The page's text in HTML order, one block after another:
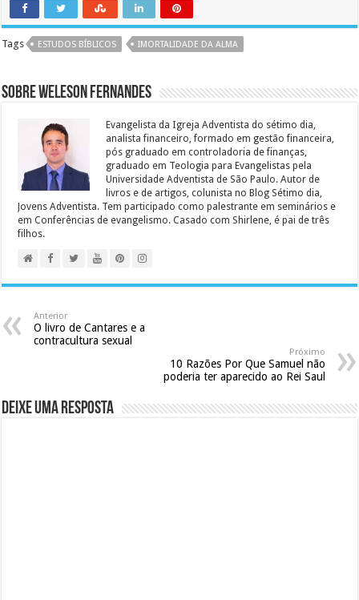
Tags ESTUDOS BÍBLICOS IMORTALIDADE DA ALMA
Sobre Weleson Fernandes
Evangelista da Igreja Adventista do sétimo dia,
analista financeiro, formado em gestão financeira,
pós graduado em controladoria de finanças,
graduado em Teologia para Evangelistas pela
Universidade Adventista de São Paulo. Autor de
livros e de artigos, colunista no Blog Sétimo dia,
Jovens Adventista. Tem participado como palestrante em seminários e
em Conferências de evangelismo. Casado com Shirlene, é pai de três
filhos.
Anterior
O livro de Cantares e a
contracultura sexual
Próximo
10 Razões Por Que Samuel não
poderia ter aparecido ao Rei Saul
Deixe uma resposta